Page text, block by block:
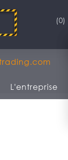
(0)
L'entreprise